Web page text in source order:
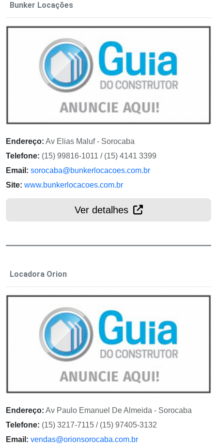
Bunker Locações
Endereço: Av Elias Maluf - Sorocaba
Telefone: (15) 99816-1011 / (15) 4141 3399
Email: sorocaba@bunkerlocacoes.com.br
Site: www.bunkerlocacoes.com.br
Ver detalhes
Locadora Orion
Endereço: Av Paulo Emanuel De Almeida - Sorocaba
Telefone: (15) 3217-7115 / (15) 97405-3132
Email: vendas@orionsorocaba.com.br